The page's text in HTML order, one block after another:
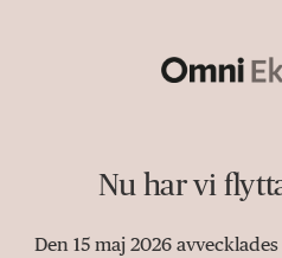
Nu har vi
Den 15 maj 2026